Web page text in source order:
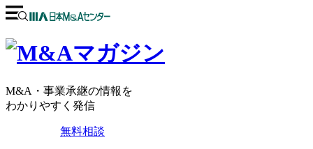
M&A・事業承継の情報を
わかりやすく発信
無料相談